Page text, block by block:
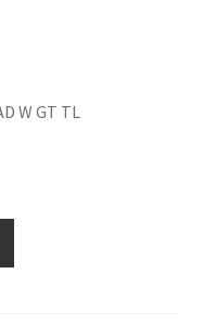
W GT TL